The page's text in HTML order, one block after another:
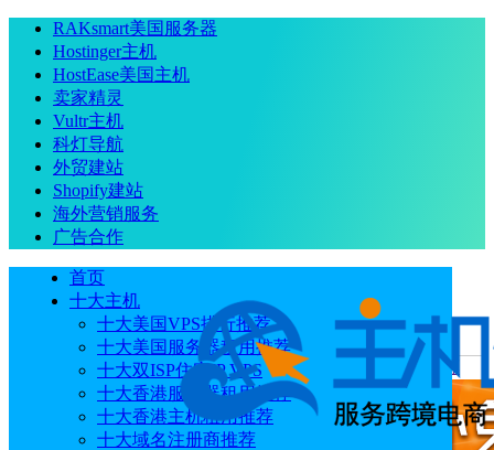
RAKsmart美国服务器
Hostinger主机
HostEase美国主机
卖家精灵
Vultr主机
科灯导航
外贸建站
Shopify建站
海外营销服务
广告合作
首页
十大主机
十大美国VPS排行推荐
十大美国服务器租用推荐
十大双ISP住宅IP VPS
十大香港服务器租用推荐
十大香港主机租用推荐
十大域名注册商推荐
当前位置：首页 主机 支持一键安装Docker的VPS主机推荐